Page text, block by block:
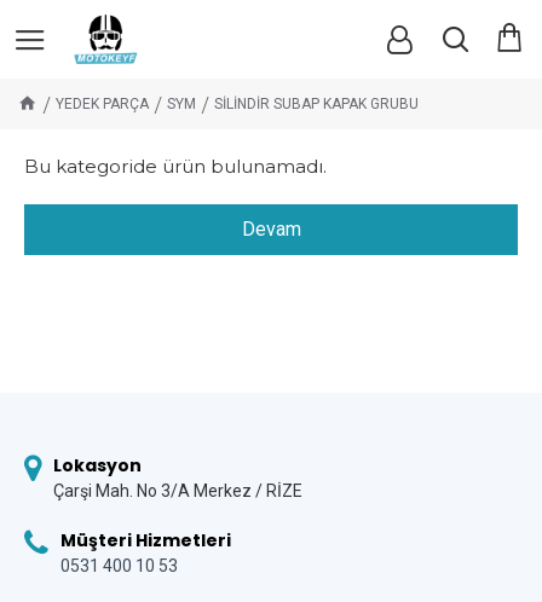
YEDEK PARÇA SYM SİLİNDİR SUBAP KAPAK GRUBU
Bu kategoride ürün bulunamadı.
Devam
Lokasyon
Çarşi Mah. No 3/A Merkez / RİZE
Müşteri Hizmetleri
0531 400 10 53